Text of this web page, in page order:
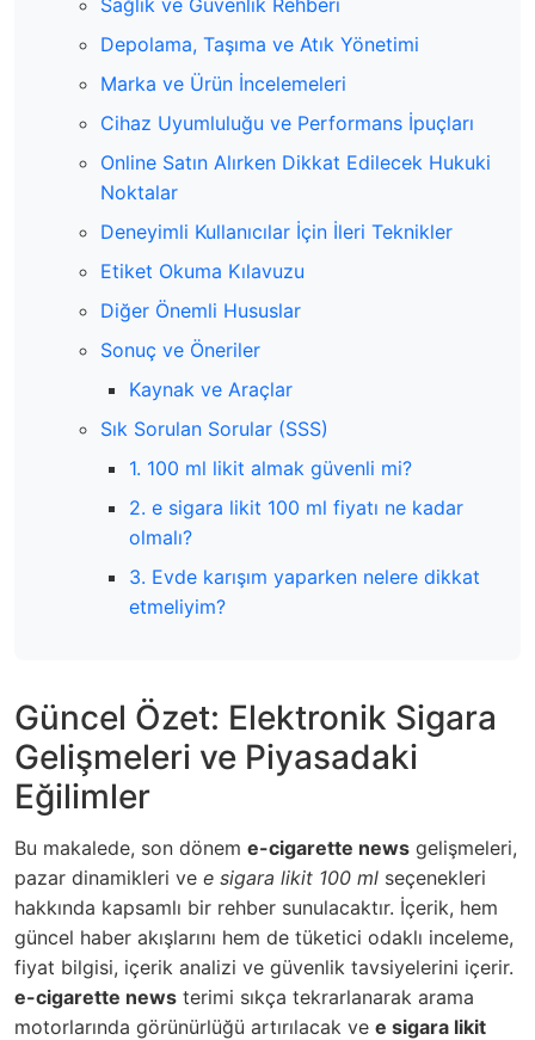
Sağlık ve Güvenlik Rehberi
Depolama, Taşıma ve Atık Yönetimi
Marka ve Ürün İncelemeleri
Cihaz Uyumluluğu ve Performans İpuçları
Online Satın Alırken Dikkat Edilecek Hukuki
Noktalar
Deneyimli Kullanıcılar İçin İleri Teknikler
Etiket Okuma Kılavuzu
Diğer Önemli Hususlar
Sonuç ve Öneriler
Kaynak ve Araçlar
Sık Sorulan Sorular (SSS)
1. 100 ml likit almak güvenli mi?
2. e sigara likit 100 ml fiyatı ne kadar
olmalı?
3. Evde karışım yaparken nelere dikkat
etmeliyim?
Güncel Özet: Elektronik Sigara
Gelişmeleri ve Piyasadaki
Eğilimler
Bu makalede, son dönem e-cigarette news gelişmeleri,
pazar dinamikleri ve e sigara likit 100 ml seçenekleri
hakkında kapsamlı bir rehber sunulacaktır. İçerik, hem
güncel haber akışlarını hem de tüketici odaklı inceleme,
fiyat bilgisi, içerik analizi ve güvenlik tavsiyelerini içerir.
e-cigarette news terimi sıkça tekrarlanarak arama
motorlarında görünürlüğü artırılacak ve e sigara likit